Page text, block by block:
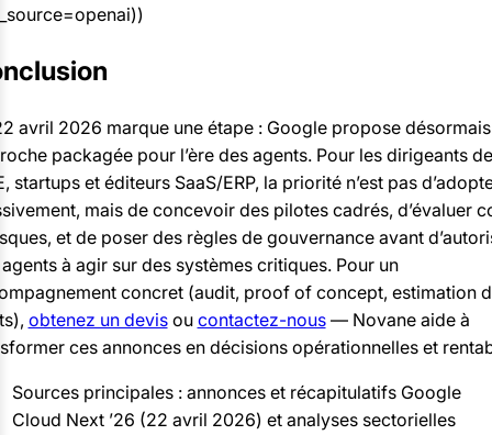
avril 2026 marque une étape : Google propose
packagée pour l’ère des agents. Pour les dirigeants de
startups et éditeurs SaaS/ERP, la priorité n’est pas
mais de concevoir des pilotes cadrés, d’évaluer
et de poser des règles de gouvernance avant
à agir sur des systèmes critiques. Pour un
concret (audit, proof of concept, estimation
obtenez un devisou contactez-nous— Novane aide à
ces annonces en décisions opérationnelles et
Sources principales : annonces et récapitulatifs Google
Cloud Next ’26 (22 avril 2026) et analyses sectorielles